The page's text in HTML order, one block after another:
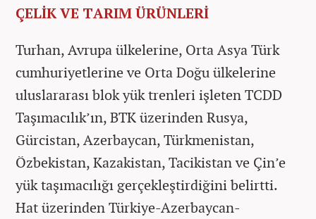
ÇELİK VE TARIM ÜRÜNLERİ
Turhan, Avrupa ülkelerine, Orta Asya Türk
cumhuriyetlerine ve Orta Doğu ülkelerine
uluslararası blok yük trenleri işleten TCDD
Taşımacılık’ın, BTK üzerinden Rusya,
Gürcistan, Azerbaycan, Türkmenistan,
Özbekistan, Kazakistan, Tacikistan ve Çin’e
yük taşımacılığı gerçekleştirdiğini belirtti.
Hat üzerinden Türkiye-Azerbaycan-